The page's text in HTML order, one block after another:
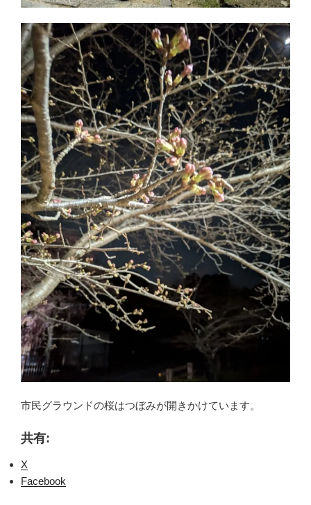
市民グラウンドの桜はつぼみが開きかけています。
共有:
X
Facebook